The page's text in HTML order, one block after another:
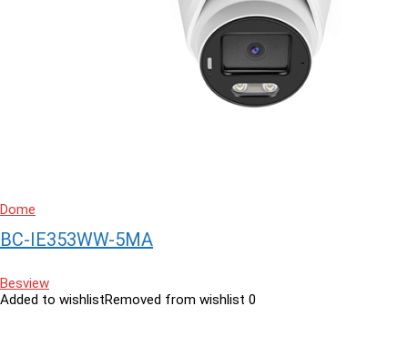
Dome
BC-IE353WW-5MA
Besview
Added to wishlistRemoved from wishlist 0